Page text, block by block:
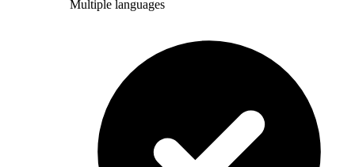
Multiple languages